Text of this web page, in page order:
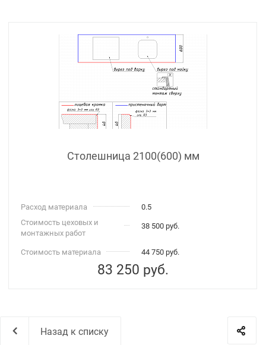
Столешница 2100(600) мм
Расход материала
0.5
Стоимость цеховых и
монтажных работ
38 500 руб.
Стоимость материала 44 750 руб.
83 250 руб.
Назад к списку